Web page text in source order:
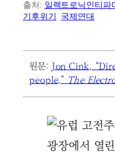
출처: 일렉트로닉인티파
기후위기
국제연대
원문:Jon Cink,
people,”The